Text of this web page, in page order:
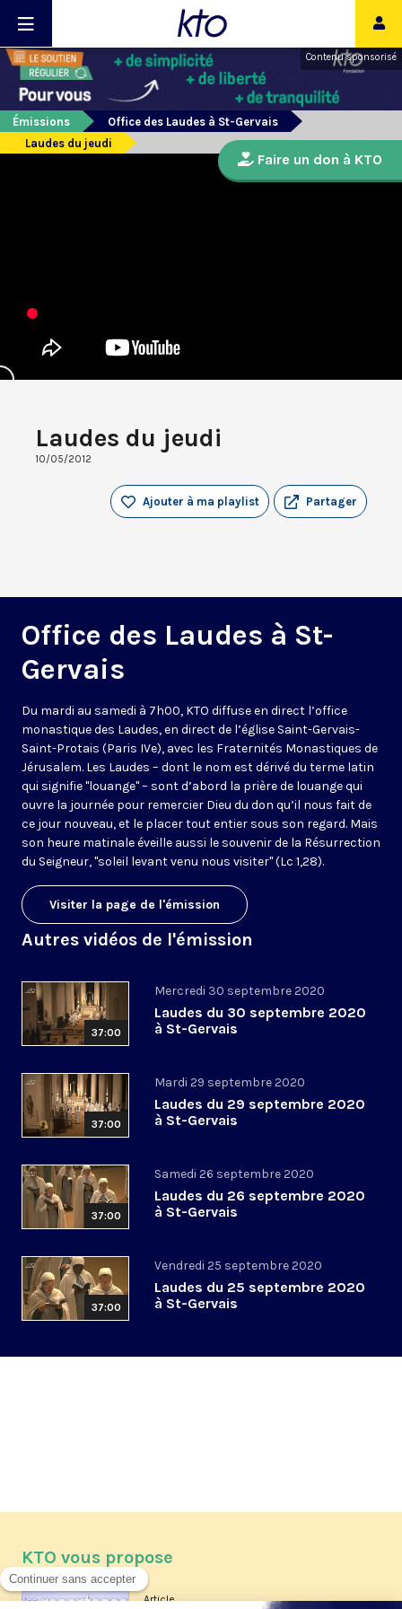
Contenu sponsorisé
Émissions
Office des Laudes à St-Gervais
Laudes du jeudi
Laudes du jeudi
10/05/2012
Partager
Ajouter à ma playlist
Office des Laudes à St-
Gervais
Du mardi au samedi à 7h00, KTO diffuse en direct l’office
monastique des Laudes, en direct de l’église Saint-Gervais-
Saint-Protais (Paris IVe), avec les Fraternités Monastiques de
Jérusalem. Les Laudes – dont le nom est dérivé du terme latin
qui signifie "louange" – sont d’abord la prière de louange qui
ouvre la journée pour remercier Dieu du don qu’il nous fait de
ce jour nouveau, et le placer tout entier sous son regard. Mais
son heure matinale éveille aussi le souvenir de la Résurrection
du Seigneur, "soleil levant venu nous visiter" (Lc 1,28).
Visiter la page de l'émission
Autres vidéos de l'émission
37:00
Mercredi 30 septembre 2020
Laudes du 30 septembre 2020
à St-Gervais
37:00
Mardi 29 septembre 2020
Laudes du 29 septembre 2020
à St-Gervais
37:00
Samedi 26 septembre 2020
Laudes du 26 septembre 2020
à St-Gervais
37:00
Vendredi 25 septembre 2020
Laudes du 25 septembre 2020
à St-Gervais
Faire un don à KTO
KTO vous propose
Article